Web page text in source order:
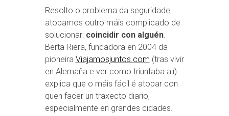
Resolto o problema da seguridade
atopamos outro máis complicado de
solucionar: coincidir con alguén.
Berta Riera, fundadora en 2004 da
pioneira Viajamosjuntos.com (tras vivir
en Alemaña e ver como triunfaba alí)
explica que o máis fácil é atopar con
quen facer un traxecto diario,
especialmente en grandes cidades.